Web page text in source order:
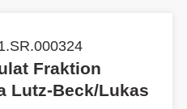
Fraktion
Lutz-Beck/Lukas